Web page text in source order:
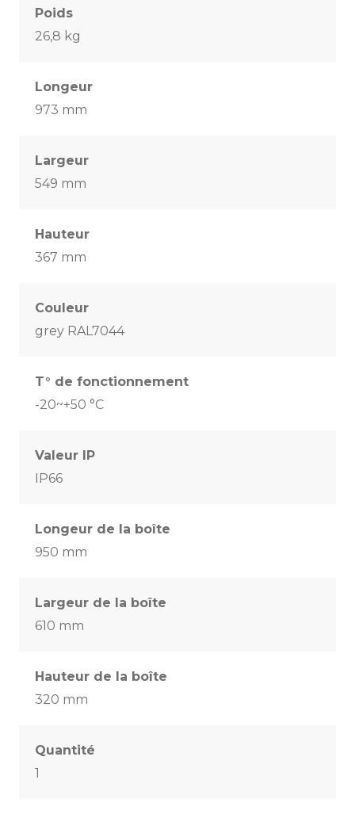
Poids
26,8 kg
Longeur
973 mm
Largeur
549 mm
Hauteur
367 mm
Couleur
grey RAL7044
T° de fonctionnement
-20~+50 °C
Valeur IP
IP66
Longeur de la boîte
950 mm
Largeur de la boîte
610 mm
Hauteur de la boîte
320 mm
Quantité
1